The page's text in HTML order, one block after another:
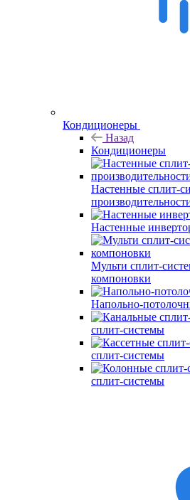
Кондиционеры
Назад
Кондиционеры
Настенные сплит-
Настенные
Мульти сплит-
компоновки
Напольно-
сплит-системы
сплит-системы
сплит-системы